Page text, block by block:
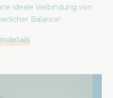
ideale Verbindung von
Balance!